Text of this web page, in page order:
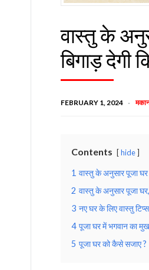
वास्तु के
बिगाड़ देगी
FEBRUARY 1, 2024
Contents hide
1 वास्तु के अनुसार पूजा घर
2 वास्तु के अनुसार पूजा
3 नए घर के लिए वास्तु टिप्स
4 पूजा घर में भगवान का मुख
5 पूजा घर को कैसे सजाए ?